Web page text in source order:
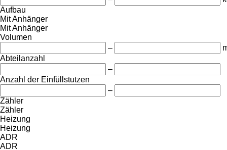
Aufbau
Mit Anhänger
Mit Anhänger
Volumen
–
Abteilanzahl
–
Anzahl der Einfüllstutzen
–
Zähler
Zähler
Heizung
Heizung
ADR
ADR